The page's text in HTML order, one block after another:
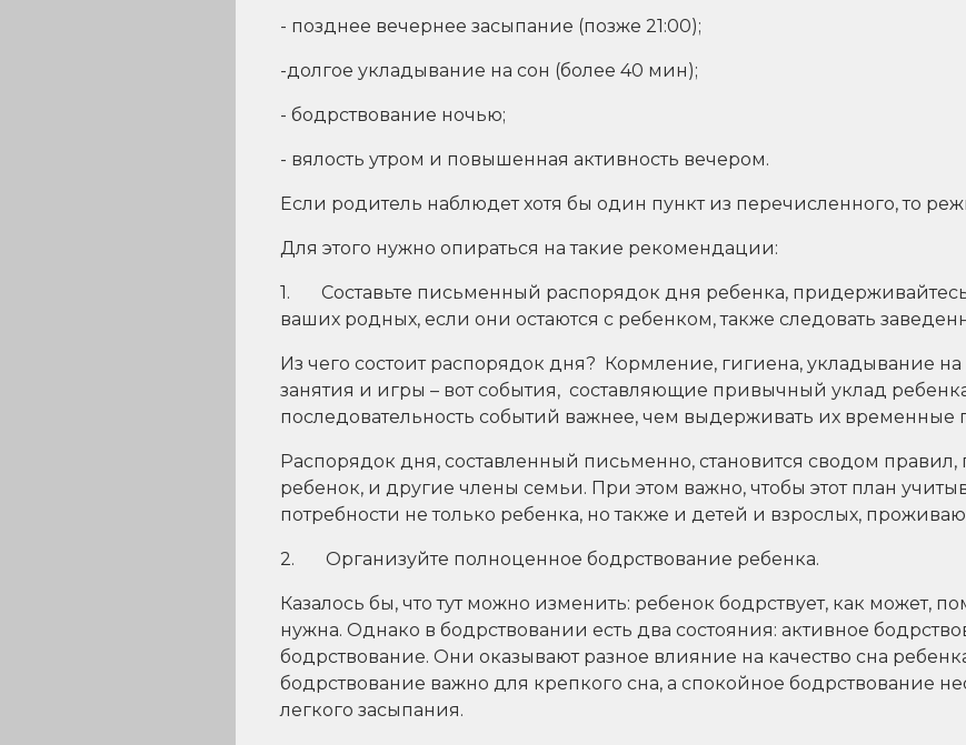
- позднее вечернее засыпание (позже 21:00);
-долгое укладывание на сон (более 40 мин);
- бодрствование ночью;
- вялость утром и повышенная активность вечером.
Если родитель наблюдет хотя бы один пункт из перечисленного, то
Для этого нужно опираться на такие рекомендации:
1. Составьте письменный распорядок дня ребенка,
ваших родных, если они остаются с ребенком, также следовать
Из чего состоит распорядок дня? Кормление, гигиена, укладывание
занятия и игры – вот события, составляющие привычный уклад
последовательность событий важнее, чем выдерживать их временные
Распорядок дня, составленный письменно, становится сводом
ребенок, и другие члены семьи. При этом важно, чтобы этот план
потребности не только ребенка, но также и детей и взрослых,
2. Организуйте полноценное бодрствование ребенка.
Казалось бы, что тут можно изменить: ребенок бодрствует, как может,
нужна. Однако в бодрствовании есть два состояния: активное
бодрствование. Они оказывают разное влияние на качество сна
бодрствование важно для крепкого сна, а спокойное бодрствование
легкого засыпания.